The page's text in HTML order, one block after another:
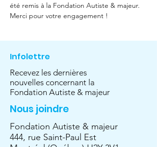
été remis à la Fondation Autiste & majeur.
Merci pour votre engagement !
Infolettre
Recevez les dernières
nouvelles concernant la
Fondation Autiste & majeur
Nous joindre
Fondation Autiste & majeur
444, rue Saint-Paul Est